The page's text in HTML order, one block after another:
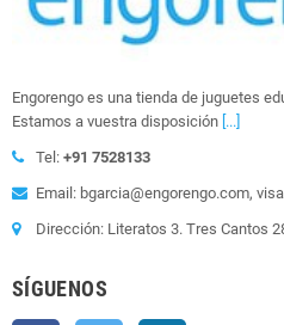
Engorengo es una tienda de juguetes
Estamos a vuestra disposición [...]
Tel: +91 7528133
Email: bgarcia@engorengo.com,
Dirección: Literatos 3. Tres Cantos
SÍGUENOS